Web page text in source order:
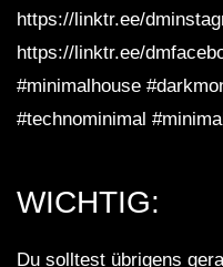
https://linktr.ee/
https://linktr.ee/
#minimalhouse
#technominimal
WICHTIG:
Du solltest übrigens